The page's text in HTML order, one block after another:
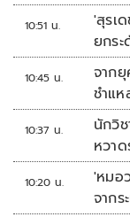
10:51 น.
'สุรเ
ยกร
10:45 น.
จาก
ชำแ
10:37 น.
นักวิ
หวา
10:20 น.
'หมอ
จาก